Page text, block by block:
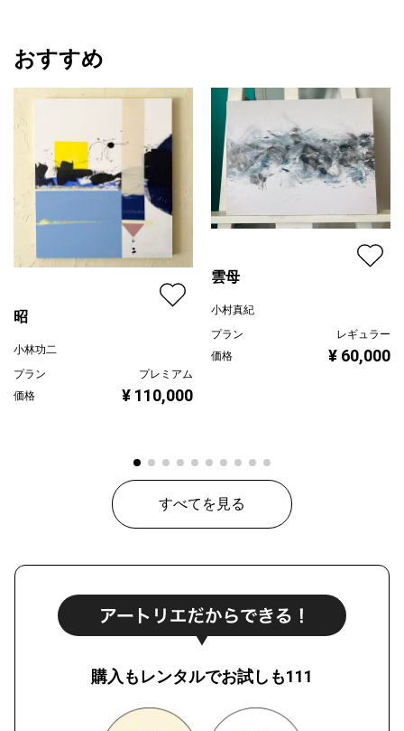
おすすめ
昭
小林功二
プラン
プレミアム
価格
¥ 110,000
雲母
小村真紀
プラン
レギュラー
価格
¥ 60,000
すべてを見る
購入もレンタルでお試しも111